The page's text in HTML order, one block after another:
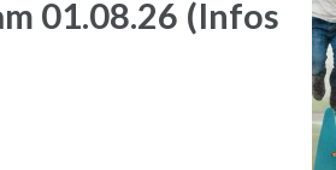
01.08.26 (Infos